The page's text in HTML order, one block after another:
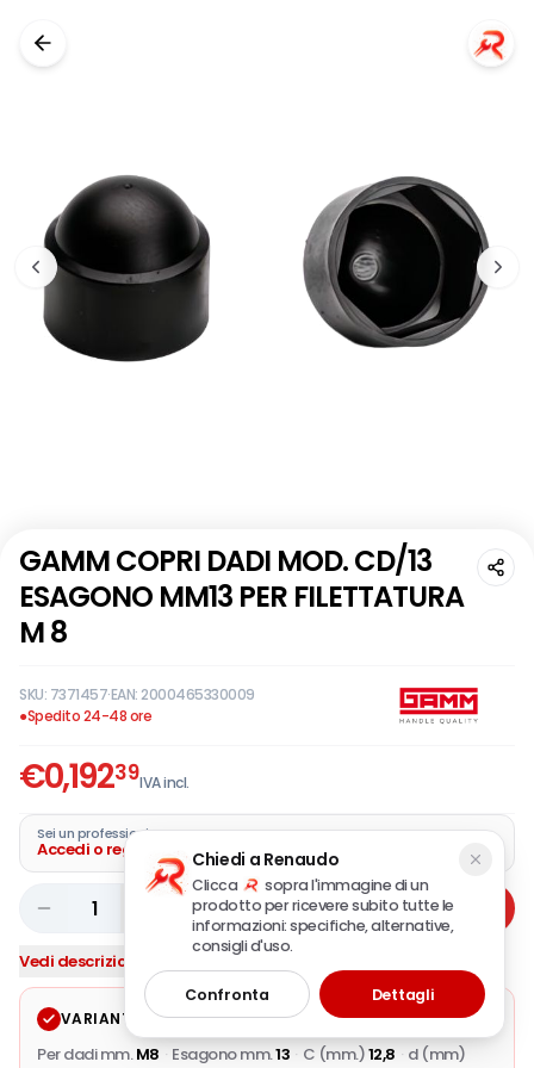
GAMM COPRI DADI MOD. CD/13
ESAGONO MM13 PER FILETTATURA
M 8
SKU: 7371457·EAN:2000465330009
●Spedito 24-48 ore
€0,19239IVA incl.
Sei un professionista?
Accedi o registra la tua azienda
1 Aggiungi
Vedi descrizione completa
VARIANTE SELEZIONATA Modifica
Per dadi mm. M8 · Esagono mm.13 · C (mm.)12,8 · d (mm)
Chiedi a Renaudo
Clicca
sopra l'immagine di un
prodotto per ricevere subito tutte le
informazioni: specifiche, alternative,
consigli d'uso.
Confronta Dettagli